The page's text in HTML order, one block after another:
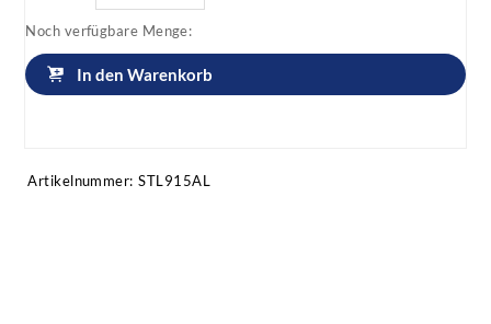
Noch verfügbare Menge:
In den Warenkorb
Artikelnummer: STL915AL